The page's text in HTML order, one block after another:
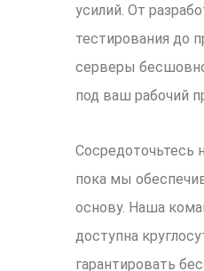
усилий. От
тестирования до
серверы
под ваш рабочий
Сосредоточьтесь
пока мы
основу. Наша
доступна
гарантировать